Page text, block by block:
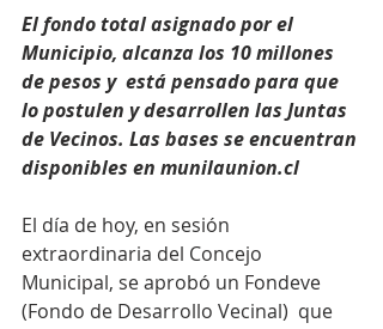
El fondo total asignado por el
Municipio, alcanza los 10 millones
de pesos y  está pensado para que
lo postulen y desarrollen las Juntas
de Vecinos. Las bases se encuentran
disponibles en munilaunion.cl
El día de hoy, en sesión
extraordinaria del Concejo
Municipal, se aprobó un Fondeve
(Fondo de Desarrollo Vecinal)  que